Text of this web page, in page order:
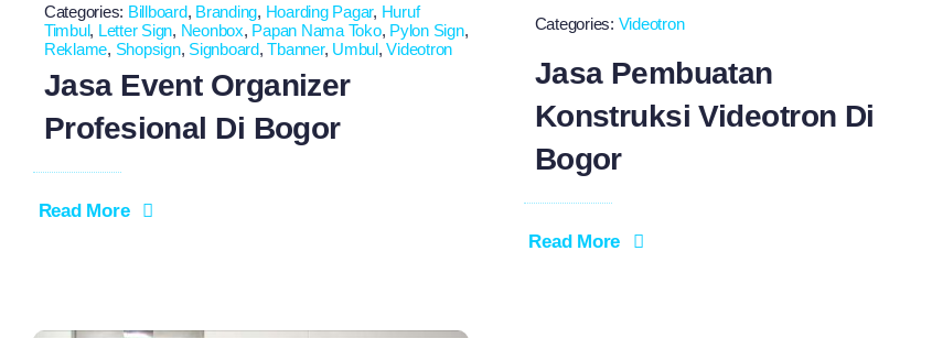
Categories: Billboard, Branding, Hoarding Pagar, Huruf
Timbul, Letter Sign, Neonbox, Papan Nama Toko, Pylon Sign,
Reklame, Shopsign, Signboard,Tbanner, Umbul,Videotron
Jasa Event Organizer
Profesional Di Bogor
Read More
Categories: Videotron
Jasa Pembuatan
Konstruksi Videotron Di
Bogor
Read More